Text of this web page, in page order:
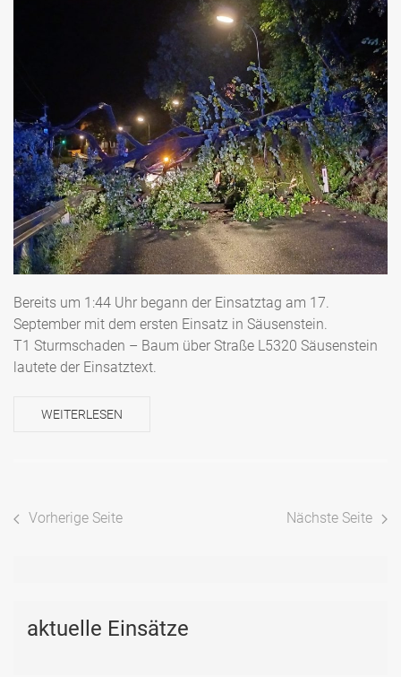
Bereits um 1:44 Uhr begann der Einsatztag am 17.
September mit dem ersten Einsatz in Säusenstein.
T1 Sturmschaden – Baum über Straße L5320 Säusenstein
lautete der Einsatztext.
WEITERLESEN
Vorherige Seite Nächste Seite
aktuelle Einsätze